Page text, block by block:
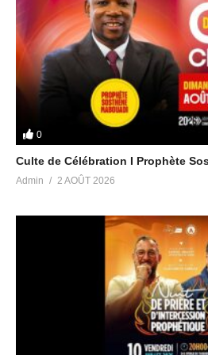
Suivez-nous sur vos réseaux sociaux
Facebook : @EgliseCeevBordeaux
YouTube : @ceevbordeaux
Instagram : @eglise_ceevbordeaux
Twitter : @ceevtv
Audio :
0
Culte de Célébration I Prophète
Admin 2 AOÛT 2026